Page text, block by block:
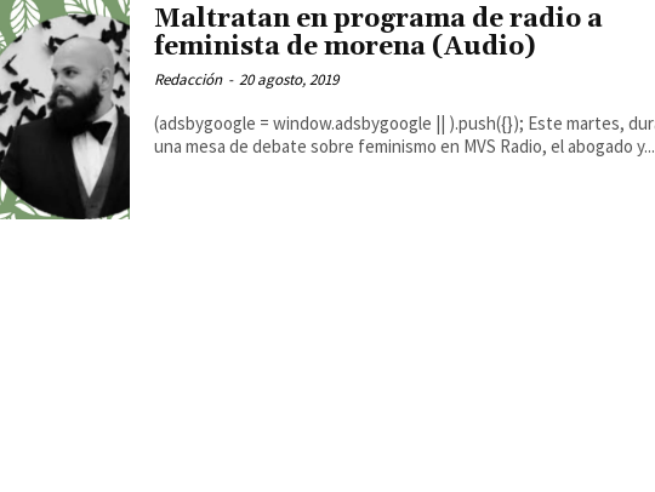
Maltratan en programa de radio a
feminista de morena (Audio)
Redacción - 20 agosto, 2019
(adsbygoogle = window.adsbygoogle || ).push({}); Este martes, durante
una mesa de debate sobre feminismo en MVS Radio, el abogado y...